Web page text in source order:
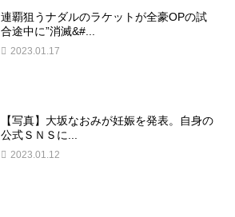
連覇狙うナダルのラケットが全豪OPの試
合途中に”消滅&#...
2023.01.17
【写真】大坂なおみが妊娠を発表。自身の
公式ＳＮＳに...
2023.01.12